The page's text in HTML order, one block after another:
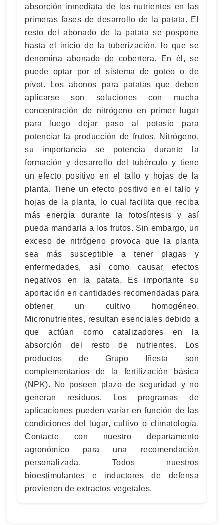
absorción inmediata de los nutrientes en las
primeras fases de desarrollo de la patata. El
resto del abonado de la patata se pospone
hasta el inicio de la tuberización, lo que se
denomina abonado de cobertera. En él, se
puede optar por el sistema de goteo o de
pívot. Los abonos para patatas que deben
aplicarse son soluciones con mucha
concentración de nitrógeno en primer lugar
para luego dejar paso al potasio para
potenciar la producción de frutos. Nitrógeno,
su importancia se potencia durante la
formación y desarrollo del tubérculo y tiene
un efecto positivo en el tallo y hojas de la
planta. Tiene un efecto positivo en el tallo y
hojas de la planta, lo cual facilita que reciba
más energía durante la fotosíntesis y así
pueda mandarla a los frutos. Sin embargo, un
exceso de nitrógeno provoca que la planta
sea más susceptible a tener plagas y
enfermedades, así como causar efectos
negativos en la patata. Es importante su
aportación en cantidades recomendadas para
obtener un cultivo homogéneo.
Micronutrientes, resultan esenciales debido a
que actúan como catalizadores en la
absorción del resto de nutrientes. Los
productos de Grupo Iñesta son
complementarios de la fertilización básica
(NPK). No poseen plazo de seguridad y no
generan residuos. Los programas de
aplicaciones pueden variar en función de las
condiciones del lugar, cultivo o climatología.
Contacte con nuestro departamento
agronómico para una recomendación
personalizada. Todos nuestros
bioestimulantes e inductores de defensa
provienen de extractos vegetales.